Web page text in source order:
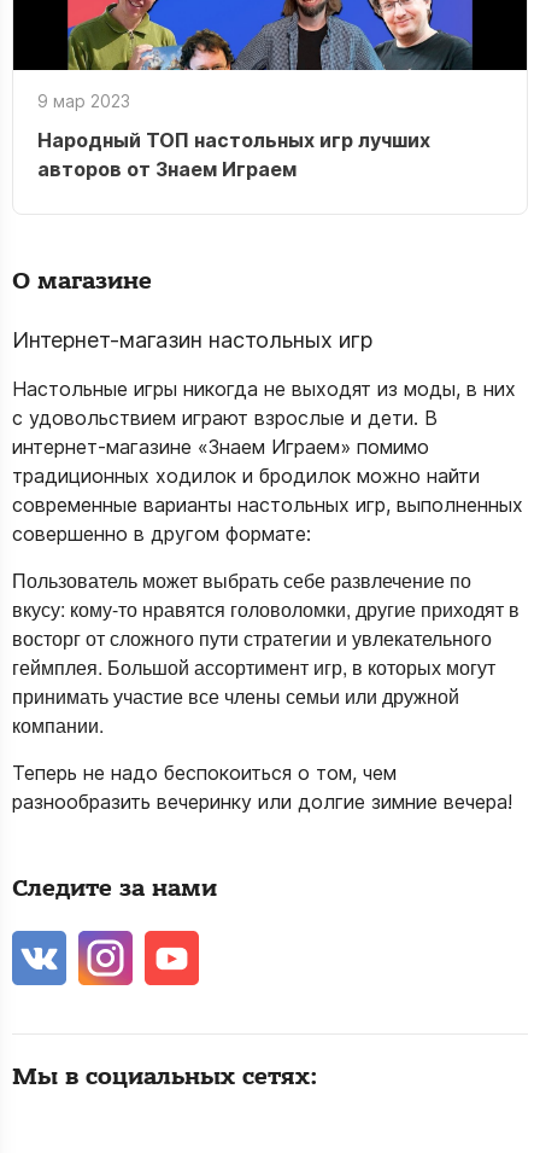
9 мар 2023
Народный ТОП настольных игр лучших
авторов от Знаем Играем
О магазине
Интернет-магазин настольных игр
Настольные игры никогда не выходят из моды, в них
с удовольствием играют взрослые и дети. В
интернет-магазине «Знаем Играем» помимо
традиционных ходилок и бродилок можно найти
современные варианты настольных игр, выполненных
совершенно в другом формате:
Пользователь может выбрать себе развлечение по
вкусу: кому-то нравятся головоломки, другие приходят в
восторг от сложного пути стратегии и увлекательного
геймплея. Большой ассортимент игр, в которых могут
принимать участие все члены семьи или дружной
компании.
Теперь не надо беспокоиться о том, чем
разнообразить вечеринку или долгие зимние вечера!
Следите за нами
Мы в социальных сетях: